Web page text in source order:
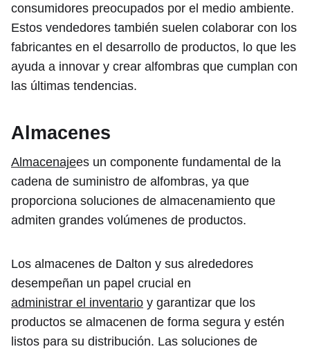
consumidores preocupados por el medio ambiente.
Estos vendedores también suelen colaborar con los
fabricantes en el desarrollo de productos, lo que les
ayuda a innovar y crear alfombras que cumplan con
las últimas tendencias.
Almacenes
Almacenajees un componente fundamental de la
cadena de suministro de alfombras, ya que
proporciona soluciones de almacenamiento que
admiten grandes volúmenes de productos.
Los almacenes de Dalton y sus alrededores
desempeñan un papel crucial en
administrar el inventario y garantizar que los
productos se almacenen de forma segura y estén
listos para su distribución. Las soluciones de